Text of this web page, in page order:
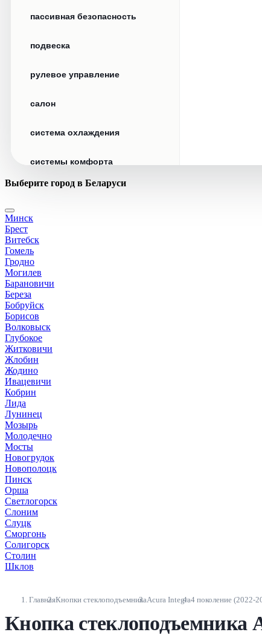
пассивная безопасность
подвеска
рулевое управление
салон
система охлаждения
системы комфорта
стекла
стеклоочистители
топливная система
тормозная система
трансмиссия
электрика
Выберите город в Беларуси
Минск
Брест
Витебск
Гомель
Гродно
Могилев
Барановичи
Береза
Бобруйск
Борисов
Волковыск
Глубокое
Житковичи
Жлобин
Жодино
Ивацевичи
Кобрин
Лида
Лунинец
Мозырь
Молодечно
Мосты
Новогрудок
Новополоцк
Пинск
Орша
Светлогорск
Слоним
Слуцк
Сморгонь
Солигорск
Столин
Шклов
ГлавнаяКнопки стеклоподъемникаAcura Integra4 поколение (2022-
Кнопка стеклоподъемника